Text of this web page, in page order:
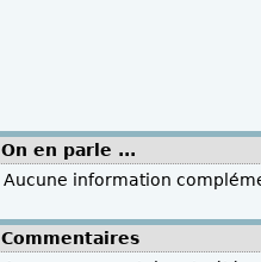
On en parle ...
Aucune information
Commentaires